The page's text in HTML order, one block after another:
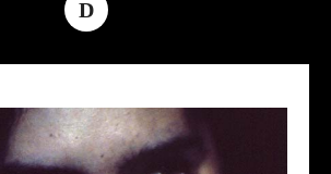
D